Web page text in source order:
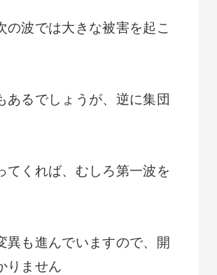
波では大きな被害を起こ
あるでしょうが、逆に集団
てくれば、むしろ第一波を
異も進んでいますので、開
りません